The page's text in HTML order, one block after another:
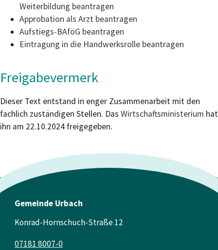
Weiterbildung beantragen
Approbation als Arzt beantragen
Aufstiegs-BAföG beantragen
Eintragung in die Handwerksrolle beantragen
Freigabevermerk
Dieser Text entstand in enger Zusammenarbeit mit den
fachlich zuständigen Stellen. Das Wirtschaftsministerium hat
ihn am 22.10.2024 freigegeben.
Gemeinde Urbach
Konrad-Hornschuch-Straße 12
07181 8007-0